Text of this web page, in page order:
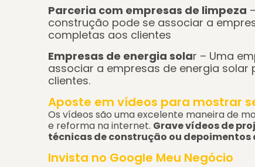
Parceria com empresas de limpeza
construção pode se associar a
completas aos clientes
Empresas de energia solar – Uma
associar a empresas de energia
clientes.
Aposte em vídeos para mostrar
Os vídeos são uma excelente maneira de
e reforma na internet. Grave vídeos de
técnicas de construção ou
Invista no Google Meu Negócio